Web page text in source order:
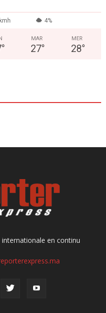
4%
°
MAR
27°
MER
28°
en continu